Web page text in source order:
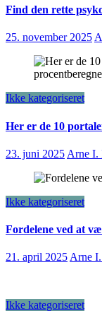
Find den rette
25. november 2025
Ikke kategoriseret
Her er de 10
23. juni 2025 Arne I.
Ikke kategoriseret
Fordelene ved at
21. april 2025Arne
Ikke kategoriseret